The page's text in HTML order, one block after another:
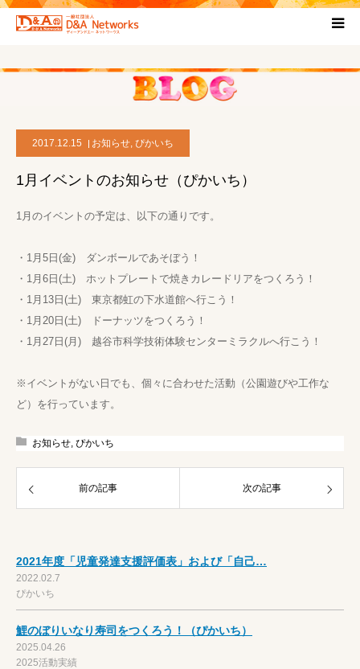
2017.12.15 お知らせ, ぴかいち
1月イベントのお知らせ（ぴかいち）
1月のイベントの予定は、以下の通りです。
・1月5日(金) ダンボールであそぼう！
・1月6日(土) ホットプレートで焼きカレードリアをつくろう！
・1月13日(土) 東京都虹の下水道館へ行こう！
・1月20日(土) ドーナッツをつくろう！
・1月27日(月) 越谷市科学技術体験センターミラクルへ行こう！
※イベントがない日でも、個々に合わせた活動（公園遊びや工作な
ど）を行っています。
お知らせ, ぴかいち
前の記事 次の記事
2021年度「児童発達支援評価表」および「自己…
2022.02.7
ぴかいち
鯉のぼりいなり寿司をつくろう！（ぴかいち）
2025.04.26
2025活動実績
HOME
プロジェクト概要
お問い合わせ
ブログ
プライバシーポリシー